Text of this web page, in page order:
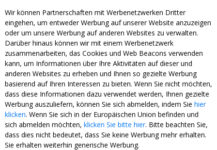
Wir können Partnerschaften mit Werbenetzwerken Dritter
eingehen, um entweder Werbung auf unserer Website anzuzeigen
oder um unsere Werbung auf anderen Websites zu verwalten.
Darüber hinaus können wir mit einem Werbenetzwerk
zusammenarbeiten, das Cookies und Web Beacons verwenden
kann, um Informationen über Ihre Aktivitäten auf dieser und
anderen Websites zu erheben und Ihnen so gezielte Werbung
basierend auf Ihren Interessen zu bieten. Wenn Sie nicht möchten,
dass diese Informationen dazu verwendet werden, Ihnen gezielte
Werbung auszuliefern, können Sie sich abmelden, indem Sie hier
klicken. Wenn Sie sich in der Europäischen Union befinden und
sich abmelden möchten, klicken Sie bitte hier. Bitte beachten Sie,
dass dies nicht bedeutet, dass Sie keine Werbung mehr erhalten.
Sie erhalten weiterhin generische Werbung.